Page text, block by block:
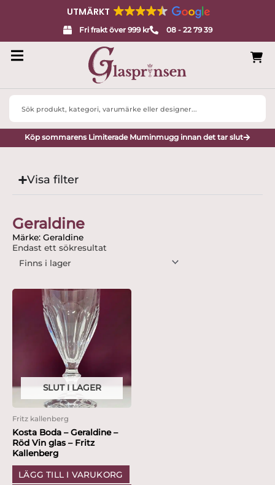
UTMÄRKT
Fri frakt över 999 kr 08 - 22 79 39
Search
Köp sommarens Limiterade Muminmugg innan det tar slut
Visa filter
Geraldine
Märke: Geraldine
Endast ett sökresultat
SLUT I LAGER
Fritz kallenberg
Kosta Boda – Geraldine –
Röd Vin glas – Fritz
Kallenberg
LÄGG TILL I VARUKORG